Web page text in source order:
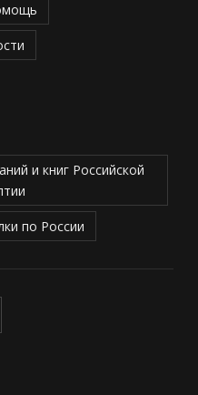
и книг Российской
по России